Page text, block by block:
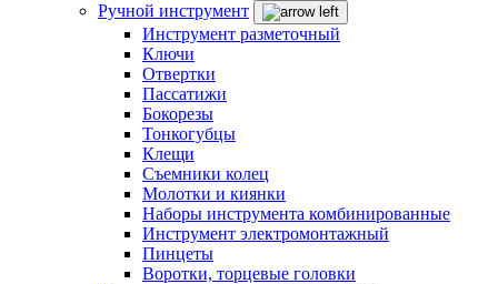
Ручной инструмент
Инструмент разметочный
Ключи
Отвертки
Пассатижи
Бокорезы
Тонкогубцы
Клещи
Съемники колец
Молотки и киянки
Наборы инструмента комбинированные
Инструмент электромонтажный
Пинцеты
Воротки, торцевые головки